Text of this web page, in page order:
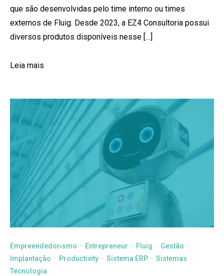
que são desenvolvidas pelo time interno ou times
externos de Fluig. Desde 2023, a EZ4 Consultoria possui
diversos produtos disponíveis nesse […]
Leia mais
Empreendedorismo · Entrepreneur · Fluig · Gestão ·
Implantação · Productivity · Sistema ERP · Sistemas ·
Tecnologia